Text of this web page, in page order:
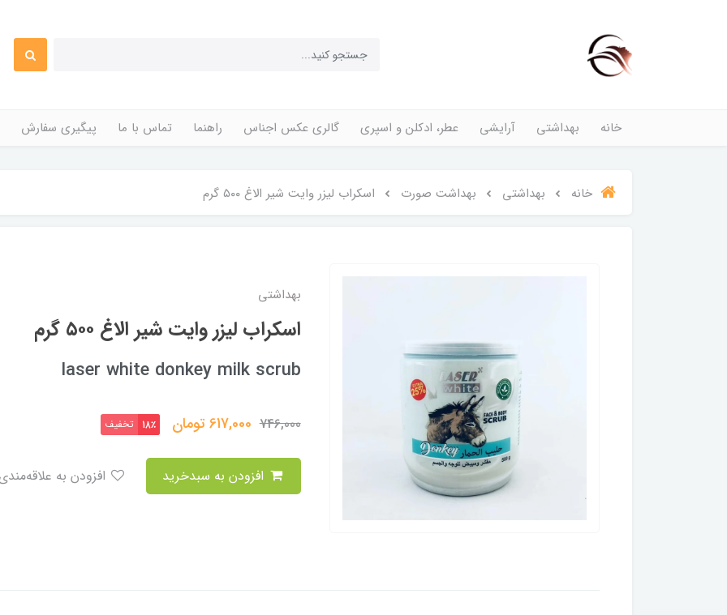
خانه بهداشتی آرایشی عطر، ادکلن و اسپری گالری عکس اجناس راهنما تماس با ما پیگیری سفارش
خانه بهداشتی بهداشت صورت اسکراب لیزر وایت شیر الاغ ۵۰۰ گرم
بهداشتی
اسکراب لیزر وایت شیر الاغ ۵۰۰ گرم
laser white donkey milk scrub
746,000
617,000تومان 18٪ تخفیف